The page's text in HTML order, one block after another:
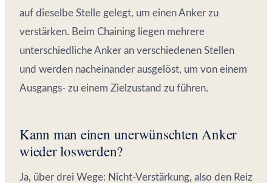
auf dieselbe Stelle gelegt, um einen Anker zu
verstärken. Beim Chaining liegen mehrere
unterschiedliche Anker an verschiedenen Stellen
und werden nacheinander ausgelöst, um von einem
Ausgangs- zu einem Zielzustand zu führen.
Kann man einen unerwünschten Anker
wieder loswerden?
Ja, über drei Wege: Nicht-Verstärkung, also den Reiz